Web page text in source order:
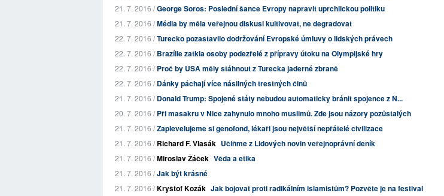
21. 7. 2016 /George Soros: Poslední šance Evropy napravit uprchlickou politiku
21. 7. 2016 /Média by měla veřejnou diskusi kultivovat, ne degradovat
22. 7. 2016 /Turecko pozastavilo dodržování Evropské úmluvy o lidských právech
22. 7. 2016 /Brazílie zatkla osoby podezřelé z přípravy útoku na Olympijské hry
22. 7. 2016 /Proč by USA měly stáhnout z Turecka jaderné zbraně
22. 7. 2016 /Dánky páchají více násilných trestných činů
21. 7. 2016 /Donald Trump: Spojené státy nebudou automaticky bránit spojence z N...
20. 7. 2016 /Při masakru v Nice zahynulo mnoho muslimů. Zde jsou názory pozůstalých
21. 7. 2016 /Zaplevelujeme si genofond, lékaři jsou největší nepřátelé civilizace
21. 7. 2016 /Richard F. Vlasák Učiňme z Lidových novin veřejnoprávní deník
21. 7. 2016 /Miroslav Žáček Věda a etika
21. 7. 2016 /Jak být krásné
21. 7. 2016 /Kryštof Kozák Jak bojovat proti radikálním islamistům? Pozvěte je na festival